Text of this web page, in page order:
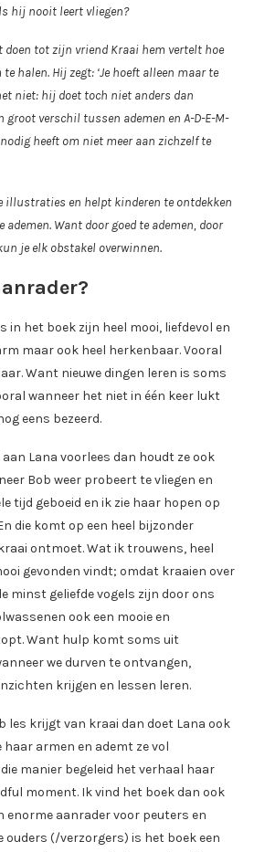
hij nooit leert vliegen?
doen tot zijn vriend Kraai hem vertelt hoe
halen. Hij zegt: ‘Je hoeft alleen maar te
niet: hij doet toch niet anders dan
groot verschil tussen ademen en A-D-E-M-
heeft om niet meer aan zichzelf te
illustraties en helpt kinderen te ontdekken
Want door goed te ademen, door
je elk obstakel overwinnen.
in het boek zijn heel mooi, liefdevol en
maar ook heel herkenbaar. Vooral
Want nieuwe dingen leren is soms
wanneer het niet in één keer lukt
eens bezeerd.
Lana voorlees dan houdt ze ook
Bob weer probeert te vliegen en
tijd geboeid en ik zie haar hopen op
die komt op een heel bijzonder
ontmoet. Wat ik trouwens, heel
gevonden vindt; omdat kraaien over
minst geliefde vogels zijn door ons
ook een mooie en
Want hulp komt soms uit
we durven te ontvangen,
krijgen en lessen leren.
les krijgt van kraai dan doet Lana ook
haar armen en ademt ze vol
manier begeleid het verhaal haar
moment. Ik vind het boek dan ook
enorme aanrader voor peuters en
ouders (/verzorgers) is het boek een